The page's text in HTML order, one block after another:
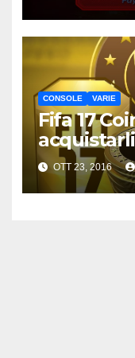
CONSOLE VARIE
Fifa 17
OTT 23, 2016